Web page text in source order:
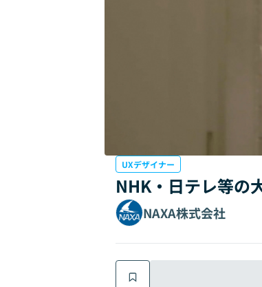
UXデザイナー
NHK・日テレ等の
NAXA株式会社